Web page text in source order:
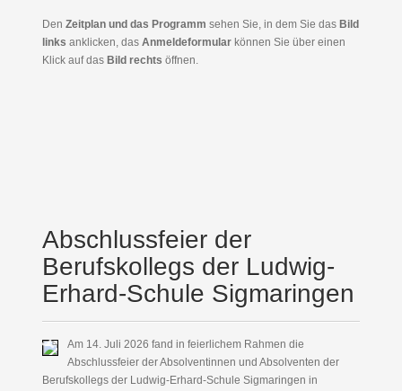
Den Zeitplan und das Programm sehen Sie, in dem Sie das Bild
links anklicken, das Anmeldeformularkönnen Sie über einen
Klick auf das Bild rechts öffnen.
Abschlussfeier der
Berufskollegs der Ludwig-
Erhard-Schule Sigmaringen
Am 14. Juli 2026 fand in feierlichem Rahmen die
Abschlussfeier der Absolventinnen und Absolventen der
Berufskollegs der Ludwig-Erhard-Schule Sigmaringen in